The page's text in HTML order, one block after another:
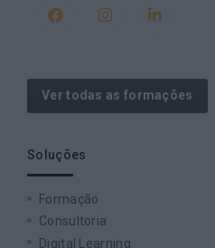
Ver todas as formações
Soluções
Formação
Consultoria
Digital Learning